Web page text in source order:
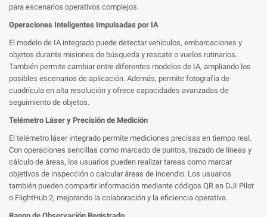
para escenarios operativos complejos.
Operaciones Inteligentes Impulsadas por IA
El modelo de IA integrado puede detectar vehículos, embarcaciones y
objetos durante misiones de búsqueda y rescate o vuelos rutinarios.
También permite cambiar entre diferentes modelos de IA, ampliando los
posibles escenarios de aplicación. Además, permite fotografía de
cuadrícula en alta resolución y ofrece capacidades avanzadas de
seguimiento de objetos.
Telémetro Láser y Precisión de Medición
El telémetro láser integrado permite mediciones precisas en tiempo real.
Con operaciones sencillas como marcado de puntos, trazado de líneas y
cálculo de áreas, los usuarios pueden realizar tareas como marcar
objetivos de inspección o calcular áreas de incendio. Los usuarios
también pueden compartir información mediante códigos QR en DJI Pilot
o FlightHub 2, mejorando la colaboración y la eficiencia operativa.